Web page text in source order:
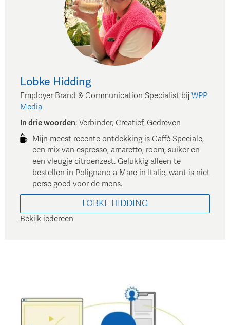
Lobke Hidding
Employer Brand & Communication Specialist bij WPP
Media
In drie woorden: Verbinder, Creatief, Gedreven
Mijn meest recente ontdekking is Caffè Speciale,
een mix van espresso, amaretto, room, suiker en
een vleugje citroenzest. Gelukkig alleen te
bestellen in Polignano a Mare in Italie, want is niet
perse goed voor de mens.
LOBKE HIDDING
Bekijk iedereen